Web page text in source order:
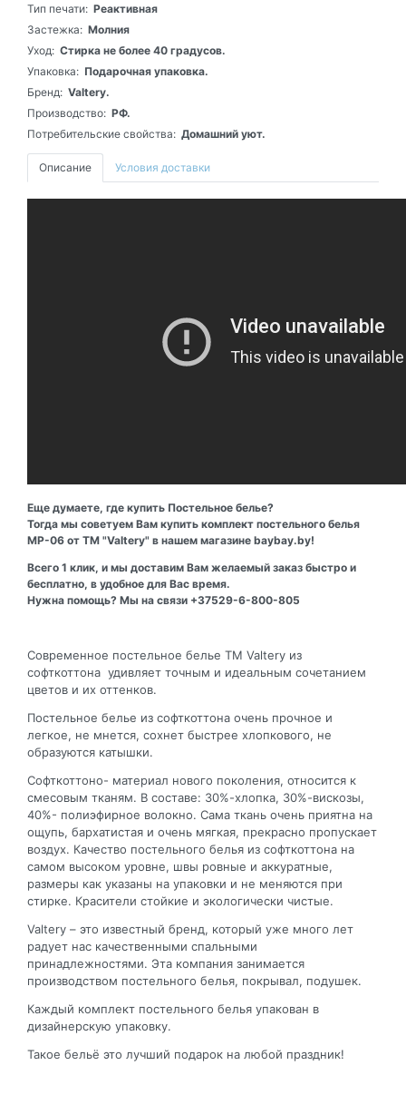
Тип печати: Реактивная
Застежка: Молния
Уход: Стирка не более 40 градусов.
Упаковка: Подарочная упаковка.
Бренд: Valtery.
Производство: РФ.
Потребительские свойства: Домашний уют.
Описание Условия доставки
Еще думаете, где купить Постельное белье?
Тогда мы советуем Вам купить комплект постельного белья
МР-06 от ТМ "Valtery" в нашем магазине baybay.by!
Всего 1 клик, и мы доставим Вам желаемый заказ быстро и
бесплатно, в удобное для Вас время.
Нужна помощь? Мы на связи +37529-6-800-805
Современное постельное белье ТМ Valtery из
софткоттона удивляет точным и идеальным сочетанием
цветов и их оттенков.
Постельное белье из софткоттона очень прочное и
легкое, не мнется, сохнет быстрее хлопкового, не
образуются катышки.
Софткоттоно- материал нового поколения, относится к
смесовым тканям. В составе: 30%-хлопка, 30%-вискозы,
40%- полиэфирное волокно. Сама ткань очень приятна на
ощупь, бархатистая и очень мягкая, прекрасно пропускает
воздух. Качество постельного белья из софткоттона на
самом высоком уровне, швы ровные и аккуратные,
размеры как указаны на упаковки и не меняются при
стирке. Красители стойкие и экологически чистые.
Valtery – это известный бренд, который уже много лет
радует нас качественными спальными
принадлежностями. Эта компания занимается
производством постельного белья, покрывал, подушек.
Каждый комплект постельного белья упакован в
дизайнерскую упаковку.
Такое бельё это лучший подарок на любой праздник!